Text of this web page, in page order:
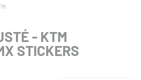
- KTM
STICKERS